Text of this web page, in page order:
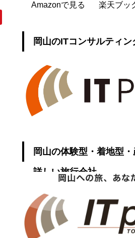
Amazonで見る 楽天ブッ
岡山のITコンサルティン
岡山の体験型・着地型
詳しい旅行会社